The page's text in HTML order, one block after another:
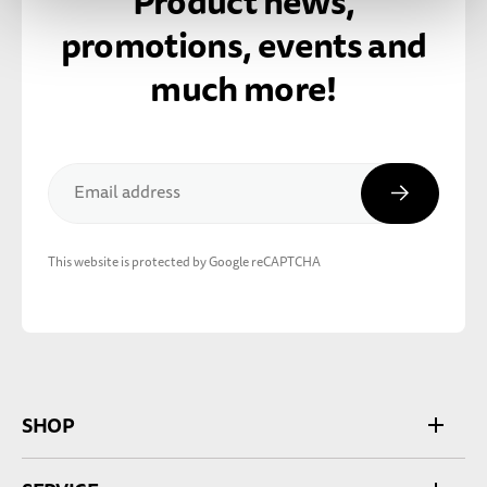
Email address Subscribe
This website is protected by Google reCAPTCHA
promotions, events and
much more!
SHOP